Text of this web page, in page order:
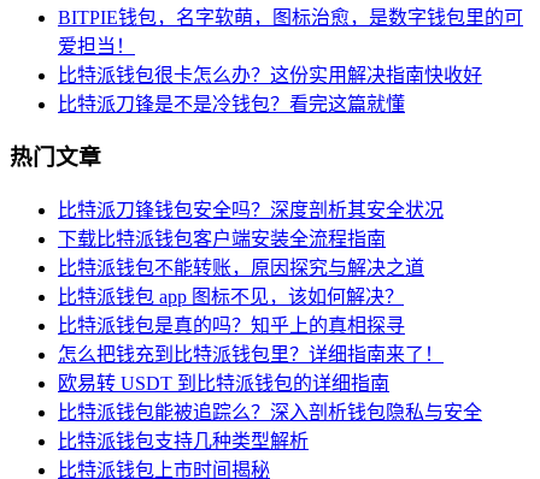
BITPIE钱包，名字软萌，图标治愈，是数字钱包里的可
爱担当！
比特派钱包很卡怎么办？这份实用解决指南快收好
比特派刀锋是不是冷钱包？看完这篇就懂
热门文章
比特派刀锋钱包安全吗？深度剖析其安全状况
下载比特派钱包客户端安装全流程指南
比特派钱包不能转账，原因探究与解决之道
比特派钱包 app 图标不见，该如何解决？
比特派钱包是真的吗？知乎上的真相探寻
怎么把钱充到比特派钱包里？详细指南来了！
欧易转 USDT 到比特派钱包的详细指南
比特派钱包能被追踪么？深入剖析钱包隐私与安全
比特派钱包支持几种类型解析
比特派钱包上市时间揭秘